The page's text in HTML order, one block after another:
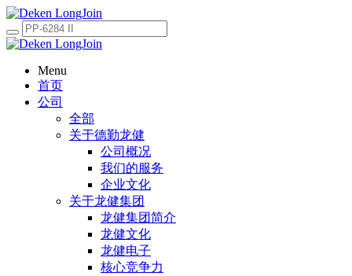
Menu
首页
公司
全部
关于德勤龙健
公司概况
我们的服务
企业文化
关于龙健集团
龙健集团简介
龙健文化
龙健电子
核心竞争力